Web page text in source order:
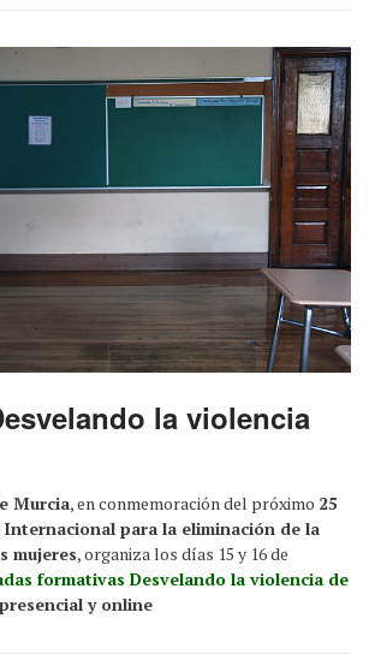
la violencia
Murcia, en conmemoración del próximo 25
para la eliminación de la
mujeres, organiza los días 15 y 16 de
formativas Desvelando la violencia de
y online